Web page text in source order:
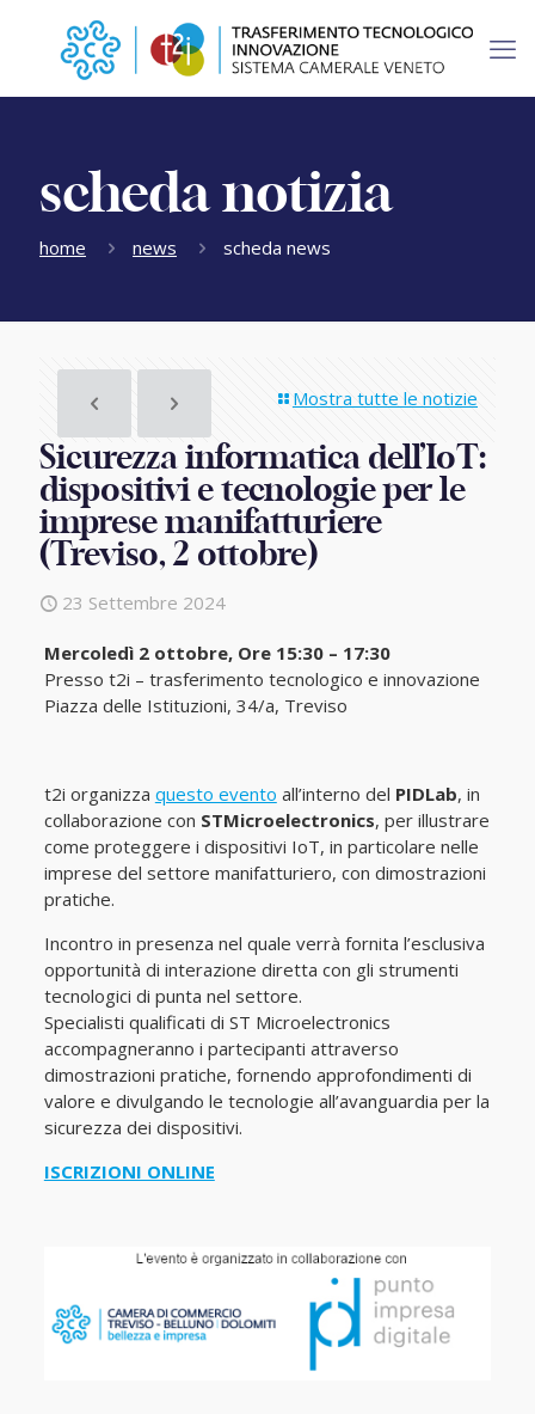
scheda notizia
home news scheda news
Mostra tutte le notizie
Sicurezza informatica dell’IoT:
dispositivi e tecnologie per le
imprese manifatturiere
(Treviso, 2 ottobre)
23 Settembre 2024
Mercoledì 2 ottobre, Ore 15:30 – 17:30
Presso t2i – trasferimento tecnologico e innovazione
Piazza delle Istituzioni, 34/a, Treviso
t2i organizza questo evento all’interno del PIDLab, in
collaborazione con STMicroelectronics, per illustrare
come proteggere i dispositivi IoT, in particolare nelle
imprese del settore manifatturiero, con dimostrazioni
pratiche.
Incontro in presenza nel quale verrà fornita l’esclusiva
opportunità di interazione diretta con gli strumenti
tecnologici di punta nel settore.
Specialisti qualificati di ST Microelectronics
accompagneranno i partecipanti attraverso
dimostrazioni pratiche, fornendo approfondimenti di
valore e divulgando le tecnologie all’avanguardia per la
sicurezza dei dispositivi.
ISCRIZIONI ONLINE